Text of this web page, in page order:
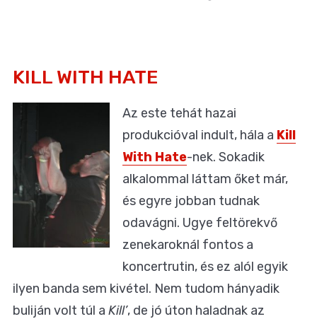
KILL WITH HATE
Az este tehát hazai
produkcióval indult, hála a Kill
With Hate-nek. Sokadik
alkalommal láttam őket már,
és egyre jobban tudnak
odavágni. Ugye feltörekvő
zenekaroknál fontos a
koncertrutin, és ez alól egyik
ilyen banda sem kivétel. Nem tudom hányadik
buliján volt túl a Kill’, de jó úton haladnak az